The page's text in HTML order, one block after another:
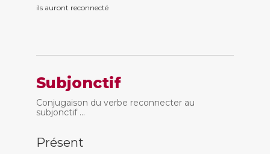
ils auront reconnecté
Subjonctif
Conjugaison du verbe reconnecter au
subjonctif ...
Présent